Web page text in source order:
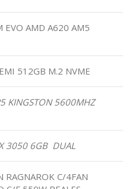
EVO AMD A620 AM5
512GB M.2 NVME
KINGSTON 5600MHZ
3050 6GB DUAL
RAGNAROK C/4FAN